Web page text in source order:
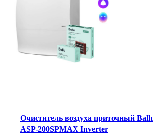
Очиститель воздуха приточный
ASP-200SPMAX Inverter